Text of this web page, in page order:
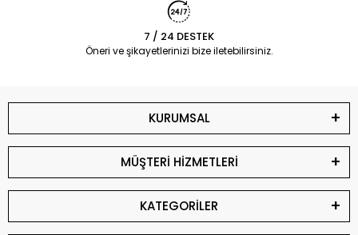
7 / 24 DESTEK
Öneri ve şikayetlerinizi bize iletebilirsiniz.
KURUMSAL
MÜŞTERİ HİZMETLERİ
KATEGORİLER